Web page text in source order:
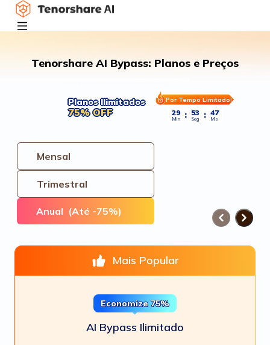
Tenorshare AI Bypass: Planos e Preços
Planos Ilimitados
75% OFF
Por Tempo Limitado!
29
Min : 52
Seg : 96
Ms
Mensal
Trimestral
Anual (Até -75%)
Mais Popular
Economize 75%
AI Bypass Ilimitado